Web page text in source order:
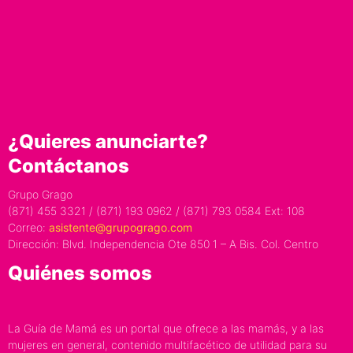
¿Quieres anunciarte?
Contáctanos
Grupo Grago
(871) 455 3321 / (871) 193 0962 / (871) 793 0584 Ext: 108
Correo: asistente@grupogrago.com
Dirección: Blvd. Independencia Ote 850 1 – A Bis. Col. Centro
Quiénes somos
La Guía de Mamá es un portal que ofrece a las mamás, y a las
mujeres en general, contenido multifacético de utilidad para su